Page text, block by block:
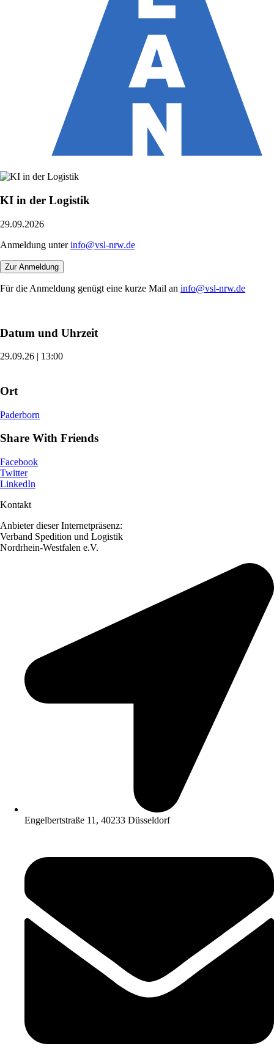
KI in der Logistik
29.09.2026
Anmeldung unterinfo@vsl-nrw.de
Zur Anmeldung
Für die Anmeldung genügt eine kurze Mail an info@vsl-nrw.de
Datum und Uhrzeit
29.09.26 | 13:00
Ort
Paderborn
Share With Friends
Facebook
Twitter
LinkedIn
Kontakt
Anbieter dieser Internetpräsenz:
Verband Spedition und Logistik
Nordrhein-Westfalen e.V.
Engelbertstraße 11, 40233 Düsseldorf